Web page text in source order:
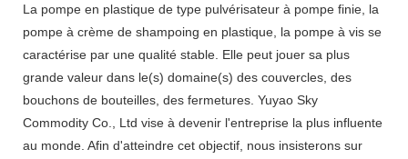
La pompe en plastique de type pulvérisateur à pompe finie, la
pompe à crème de shampoing en plastique, la pompe à vis se
caractérise par une qualité stable. Elle peut jouer sa plus
grande valeur dans le(s) domaine(s) des couvercles, des
bouchons de bouteilles, des fermetures. Yuyao Sky
Commodity Co., Ltd vise à devenir l'entreprise la plus influente
au monde. Afin d'atteindre cet objectif, nous insisterons sur